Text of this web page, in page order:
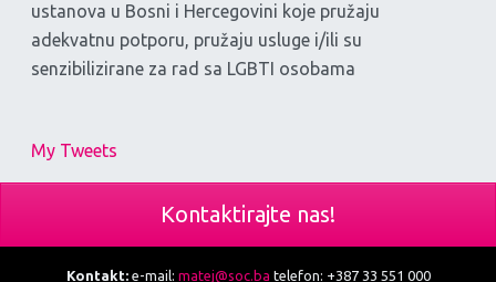
ustanova u Bosni i Hercegovini koje pružaju
adekvatnu potporu, pružaju usluge i/ili su
senzibilizirane za rad sa LGBTI osobama
My Tweets
Kontaktirajte nas!
Kontakt:e-mail: matej@soc.ba telefon: +387 33 551 000